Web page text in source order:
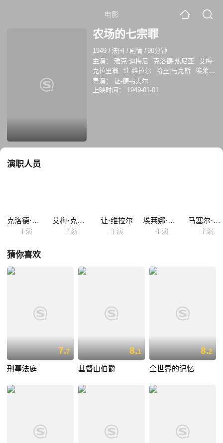
电影
农场的七宗罪
1949 / 法国 /剧情 /90分钟
主演：
雅克·迪梅尼 克洛德·热尼亚
艾梅·
克拉里翁
让·维拉尔 哈里-马克斯
埃莱娜
·芒松
Julien Maffre
斯
勒内·热南
导演：
让-德韦夫尔
上映时间：
1949-01-01
演职人员
克洛德·热尼亚
主演
艾梅·克拉里翁
主演
让·维拉尔
主演
埃莱娜·芒松
主演
马塞尔·佩雷斯
主演
猜你喜欢
7.7
刑事法庭
8.1
基督山伯爵
8.2
全世界的记忆